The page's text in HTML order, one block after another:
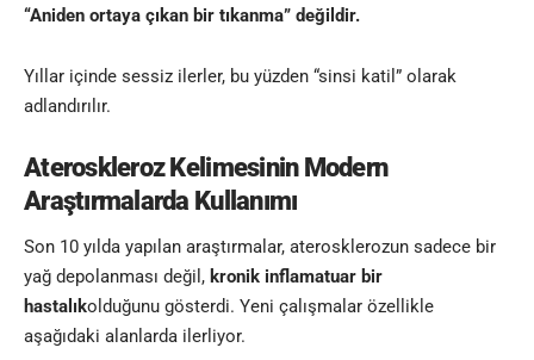
“Aniden ortaya çıkan bir tıkanma” değildir.
Yıllar içinde sessiz ilerler, bu yüzden “sinsi katil” olarak
adlandırılır.
Ateroskleroz KelimesininModern
Araştırmalarda Kullanımı
Son 10 yılda yapılan araştırmalar, aterosklerozun sadece bir
yağ depolanması değil, kronik inflamatuar bir
hastalıkolduğunu gösterdi. Yeni çalışmalar özellikle
aşağıdaki alanlarda ilerliyor.